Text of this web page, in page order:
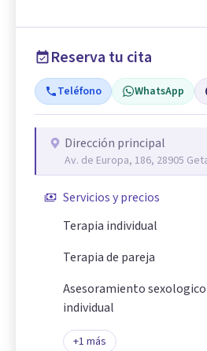
Reserva tu cita
Teléfono WhatsApp
Dirección principal
Av. de Europa, 186, 28905
Servicios y precios
Terapia individual
Terapia de pareja
Asesoramiento sexologico
individual
+1 más